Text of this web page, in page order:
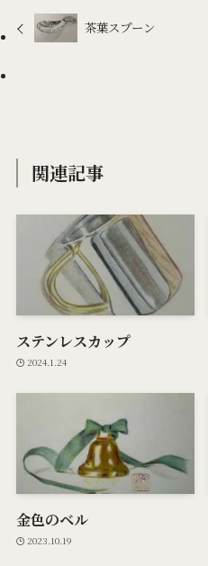
茶葉スプーン
関連記事
ステンレスカップ
2024.1.24
金色のベル
2023.10.19